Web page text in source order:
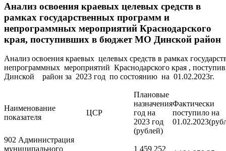
Анализ освоения краевых целевых средств в
рамках государственных программ и
непрограммных мероприятий Краснодарского
края, поступивших в бюджет МО Динской район
Анализ освоения краевых целевых средств в рамках
непрограммных мероприятий Краснодарского края ,
Динской район за 2023 год по состоянию на 01.02.2023г.
Наименование
показателя
ЦСР
Плановые
назначения
год на
2023 год
(рублей)
Фактически
поступило на
902 Администрация
муниципального
1 459 252